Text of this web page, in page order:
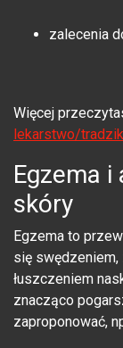
zalecenia
Więcej
lekarstwo/tradzik
Egzema
skóry
Egzema to
się
łuszczeniem
znacząco
zaproponować,